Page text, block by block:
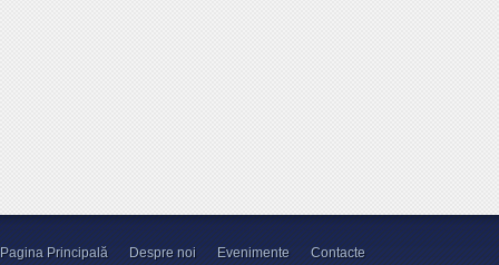
Pagina Principală Despre noi Evenimente Contacte